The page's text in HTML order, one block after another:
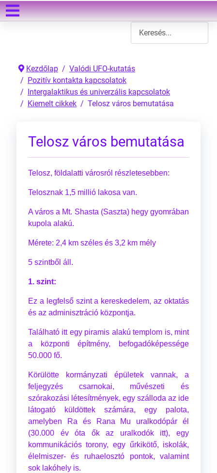
Kezdőlap
Valódi UFO-kutatás
Pozitív kontakta kapcsolatok
Intergalaktikus és univerzális kapcsolatok
Kiemelt cikkek
Telosz város bemutatása
Telosz város bemutatása
Telosz, földalatti városról részletesebben:
Telosznak 1,5 millió lakosa van.
A város a Mt. Shasta (Saszta) hegy gyomrában
kupola alakú.
Mérete: 2,4 km széles és 3,2 km mély
5 szintből áll.
1. szint:
Ez a legfelső szint a kereskedelem, az oktatás
és az adminisztráció központja.
Található itt egy piramis alakú templom is, mint
a központi építmény, befogadóképessége
50.000 fő.
Körülötte kormányzati épületek vannak, a
feljegyzés csarnokai, művészeti és
szórakozási létesítmények, egy szálloda az ide
látogató küldöttek számára, egy palota,
amelyben Ra és Rana Mu uralkodópár él
(30.000 év óta ők az uralkodók itt), egy
kommunikációs torony, egy űrkikötő, iskolák,
élelmiszer- és ruhaelosztó pontok, valamint
sok lakóhely is.